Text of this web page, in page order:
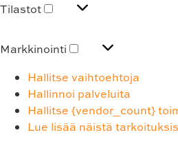
Tilastot
Markkinointi
Hallitse vaihtoehtoja
Hallinnoi palveluita
Hallitse {vendor_count}
Lue lisää näistä